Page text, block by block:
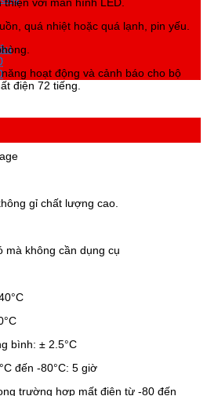
quá nhiệt hoặc quá lạnh, pin yếu.
hoạt động và cảnh báo cho bộ
điện 72 tiếng.
gỉ chất lượng cao.
mà không cần dụng cụ
bình: ± 2.5°C
đến -80°C: 5 giờ
trường hợp mất điện từ -80 đến